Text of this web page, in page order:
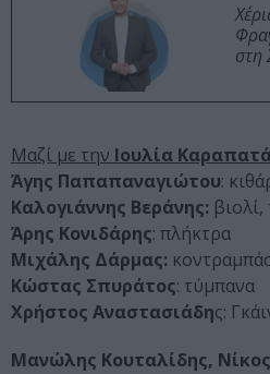
στη
Μαζί με την Ιουλία
Άγης Παπαπαναγιώτου:
Καλογιάννης Βεράνης:
Άρης Κονιδάρης: πλήκτρα
Μιχάλης Δάρμας:
Κώστας Σπυράτος: τύμπανα
Χρήστος Αναστασιάδης:
Μανώλης Κουταλίδης,